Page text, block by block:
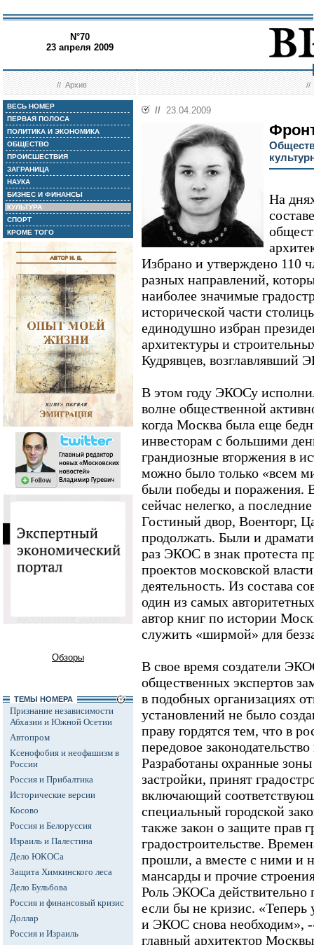
N°70
23 апреля 2009
//Архив //
ВЕСЬ НОМЕР
ПЕРВАЯ ПОЛОСА
ПОЛИТИКА И ЭКОНОМИКА
ОБЩЕСТВО
ПРОИСШЕСТВИЯ
ЗАГРАНИЦА
НАУКА
БИЗНЕС И ФИНАНСЫ
КУЛЬТУРА
СПОРТ
КРОМЕ ТОГО
Обзоры
ТЕМЫ НОМЕРА
Признание независимости
Абхазии и Южной Осетии
Автопром
Ксенофобия и неофашизм в
России
Россия и Прибалтика
Исторические версии
Косово
Россия и Белоруссия
Израиль и Палестина
Дело ЮКОСа
Защита Химкинского леса
Дело Бульбова
Россия и финансовый кризис
Доллар
Россия и Израиль
// 23.04.2009
На
Избрано и утверждено 110
разных направлений,
наиболее значимые
исторической части
единодушно избран
архитектуры и
Кудрявцев, возглавлявший
В этом году ЭКОСу
волне общественной
когда Москва была еще
инвесторам с большими
грандиозные вторжения в
можно было только «всем
были победы и поражения.
сейчас нелегко, а
Гостиный двор, Военторг,
продолжать. Были и
раз ЭКОС в знак протеста
проектов московской
деятельность. Из состава
один из самых
автор книг по истории
служить «ширмой» для
В свое время создатели
общественных экспертов
в подобных организациях
установлений не было
праву гордятся тем, что в
передовое
Разработаны охранные
застройки, принят
включающий
специальный городской
также закон о защите прав
градостроительстве.
прошли, а вместе с ними и
мансарды и прочие
Роль ЭКОСа действительно
если бы не кризис. «Теперь
и ЭКОС снова необходим»,
главный архитектор